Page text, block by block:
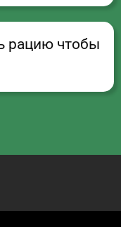
рацию чтобы